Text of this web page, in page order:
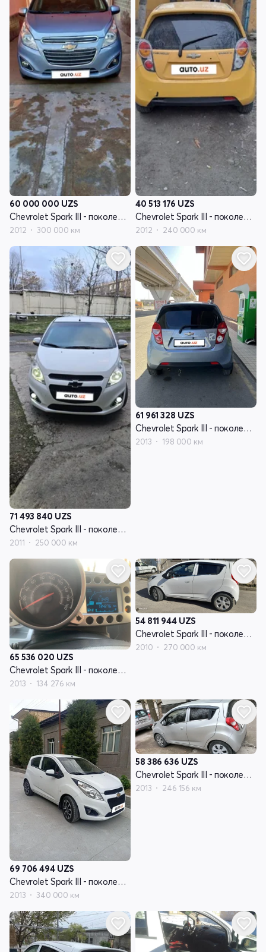
60 000 000 UZS
Chevrolet Spark III - поколение
2012 300 000 км
40 513 176 UZS
Chevrolet Spark III - поколение
2012 240 000 км
71 493 840 UZS
Chevrolet Spark III - поколение
2011 250 000 км
61 961 328 UZS
Chevrolet Spark III - поколение
2013 198 000 км
65 536 020 UZS
Chevrolet Spark III - поколение
2013 134 276 км
54 811 944 UZS
Chevrolet Spark III - поколение
2010 270 000 км
69 706 494 UZS
Chevrolet Spark III - поколение
2013 340 000 км
58 386 636 UZS
Chevrolet Spark III - поколение
2013 246 156 км